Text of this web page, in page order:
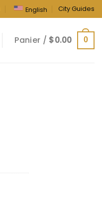
English City Guides
Panier / $0.00 0